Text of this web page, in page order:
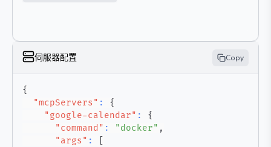
伺服器配置 Copy
{
"mcpServers" :
{
"google-calendar" :
{
"command" : "docker" ,
"args" :